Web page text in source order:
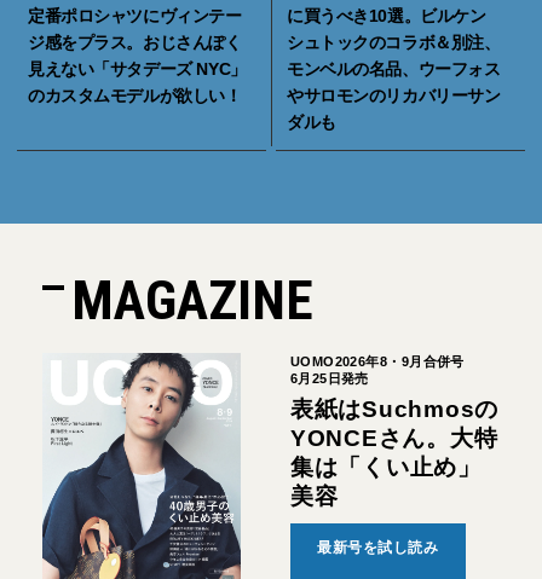
定番ポロシャツにヴィンテー
ジ感をプラス。おじさんぽく
見えない「サタデーズ NYC」
のカスタムモデルが欲しい！
に買うべき10選。ビルケン
シュトックのコラボ＆別注、
モンベルの名品、ウーフォス
やサロモンのリカバリーサン
ダルも
MAGAZINE
UOMO2026年8・9月合併号
6月25日発売
表紙はSuchmosの
YONCEさん。大特
集は「くい止め」
美容
最新号を試し読み